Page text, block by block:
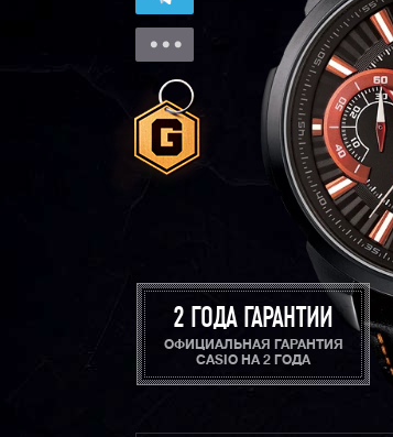
2 ГОДА ГАРАНТИИ
ОФИЦИАЛЬНАЯ ГАРАНТИЯ
CASIO НА 2 ГОДА